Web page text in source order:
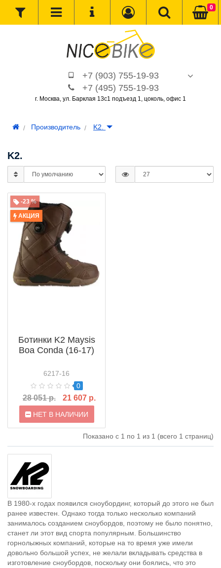
+7 (903) 755-19-93
+7 (495) 755-19-93
г. Москва, ул. Барклая 13с1 подъезд 1, цоколь, офис 1
0
Производитель K2.
K2.
-23 %
АКЦИЯ
Ботинки K2 Maysis
Boa Conda (16-17)
6217-16
0
28 051 р. 21 607 р.
НЕТ В НАЛИЧИИ
Показано с 1 по 1 из 1 (всего 1 страниц)
В 1980-х годах появился сноубординг, который до этого не был
ранее известен. Однако тогда только несколько компаний
занималось созданием сноубордов, поэтому не было понятно,
станет ли этот вид спорта популярным. Большинство
горнолыжных компаний, которые на то время уже имели
довольно большой успех, не желали вкладывать средства в
изготовление сноубордов, поскольку они боялись, что это